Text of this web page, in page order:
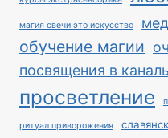
магия свечи это искусство
обучение магии
посвящения в
просветление
ритуал приворожения